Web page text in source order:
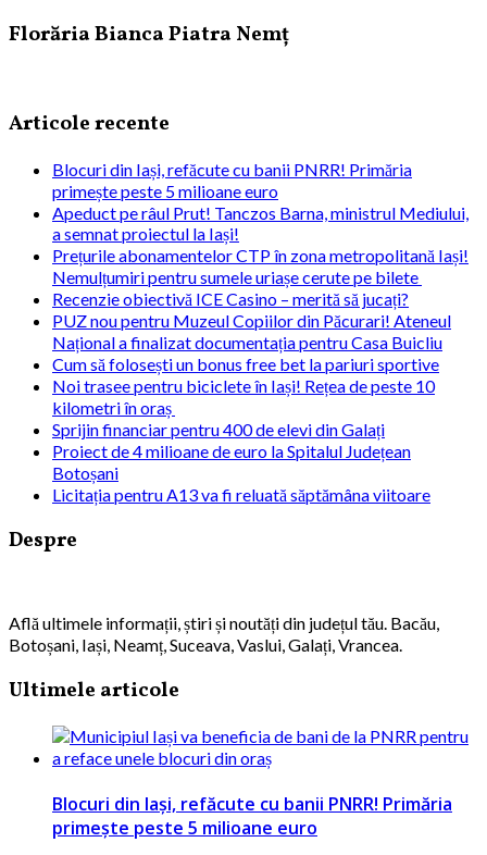
Florăria Bianca Piatra Nemț
Articole recente
Blocuri din Iași, refăcute cu banii PNRR! Primăria
primește peste 5 milioane euro
Apeduct pe râul Prut! Tanczos Barna, ministrul Mediului,
a semnat proiectul la Iași!
Prețurile abonamentelor CTP în zona metropolitană Iași!
Nemulțumiri pentru sumele uriașe cerute pe bilete
Recenzie obiectivă ICE Casino – merită să jucați?
PUZ nou pentru Muzeul Copiilor din Păcurari! Ateneul
Național a finalizat documentația pentru Casa Buicliu
Cum să folosești un bonus free bet la pariuri sportive
Noi trasee pentru biciclete în Iași! Rețea de peste 10
kilometri în oraș
Sprijin financiar pentru 400 de elevi din Galați
Proiect de 4 milioane de euro la Spitalul Județean
Botoșani
Licitația pentru A13 va fi reluată săptămâna viitoare
Despre
Află ultimele informații, știri și noutăți din județul tău. Bacău,
Botoșani, Iași, Neamț, Suceava, Vaslui, Galați, Vrancea.
Ultimele articole
Blocuri din Iași, refăcute cu banii PNRR! Primăria
primește peste 5 milioane euro